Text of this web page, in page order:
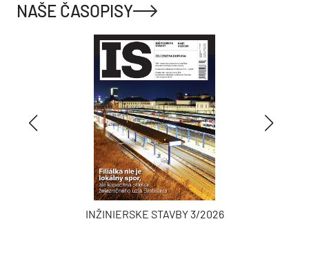
NAŠE ČASOPISY
INŽINIERSKE STAVBY 3/2026